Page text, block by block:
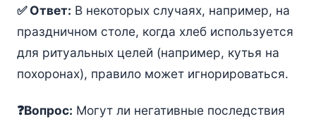
✅ Ответ: В некоторых случаях, например, на
праздничном столе, когда хлеб используется
для ритуальных целей (например, кутья на
похоронах), правило может игнорироваться.
❓Вопрос: Могут ли негативные последствия